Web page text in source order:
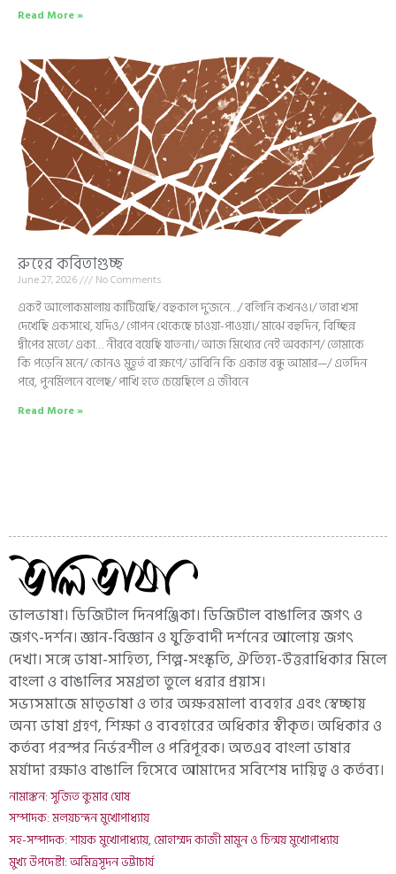
Read More »
রুহের কবিতাগুচ্ছ
June 27, 2026 No Comments
একই আলোকমালায় কাটিয়েছি/ বহুকাল দু’জনে…/ বলিনি কখনও।/ তারা খসা
দেখেছি একসাথে, যদিও/ গোপন থেকেছে চাওয়া-পাওয়া।/ মাঝে বহুদিন, বিচ্ছিন্ন
দ্বীপের মতো/ একা… নীরবে বয়েছি যাতনা।/ আজ মিথ্যের নেই অবকাশ/ তোমাকে
কি পড়েনি মনে/ কোনও মুহূর্ত বা ক্ষণে/ ভাবিনি কি একান্ত বন্ধু আমার—/ এতদিন
পরে, পুনর্মিলনে বলেছ/ পাখি হতে চেয়েছিলে এ জীবনে
Read More »
ভালভাষা। ডিজিটাল দিনপঞ্জিকা। ডিজিটাল বাঙালির জগৎ ও
জগৎ-দর্শন। জ্ঞান-বিজ্ঞান ও যুক্তিবাদী দর্শনের আলোয় জগৎ
দেখা। সঙ্গে ভাষা-সাহিত্য, শিল্প-সংস্কৃতি, ঐতিহ্য-উত্তরাধিকার মিলে
বাংলা ও বাঙালির সমগ্রতা তুলে ধরার প্রয়াস।
সভ্যসমাজে মাতৃভাষা ও তার অক্ষরমালা ব্যবহার এবং স্বেচ্ছায়
অন্য ভাষা গ্রহণ, শিক্ষা ও ব্যবহারের অধিকার স্বীকৃত। অধিকার ও
কর্তব্য পরস্পর নির্ভরশীল ও পরিপূরক। অতএব বাংলা ভাষার
মর্যাদা রক্ষাও বাঙালি হিসেবে আমাদের সবিশেষ দায়িত্ব ও কর্তব্য।
নামাঙ্কন: সুজিত কুমার ঘোষ
সম্পাদক: মলয়চন্দন মুখোপাধ্যায়
সহ-সম্পাদক: শায়ক মুখোপাধ্যায়, মোহাম্মদ কাজী মামুন ও চিন্ময় মুখোপাধ্যায়
মুখ্য উপদেষ্টা: অমিত্রসূদন ভট্টাচার্য